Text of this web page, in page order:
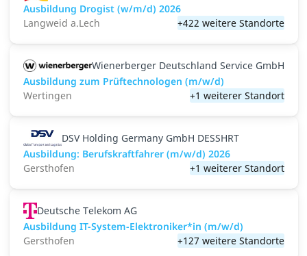
Ausbildung Drogist (w/m/d) 2026
Langweid a.Lech
+422 weitere Standorte
Wienerberger Deutschland Service GmbH
Ausbildung zum Prüftechnologen (m/w/d)
Wertingen
+1 weiterer Standort
DSV Holding Germany GmbH DESSHRT
Ausbildung: Berufskraftfahrer (m/w/d) 2026
Gersthofen
+1 weiterer Standort
Deutsche Telekom AG
Ausbildung IT-System-Elektroniker*in (m/w/d)
Gersthofen
+127 weitere Standorte